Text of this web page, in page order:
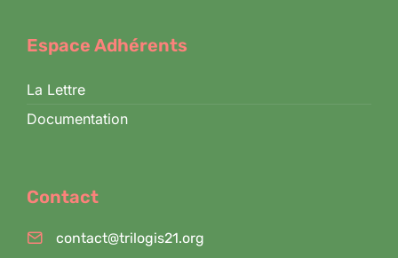
Espace Adhérents
La Lettre
Documentation
Contact
contact@trilogis21.org